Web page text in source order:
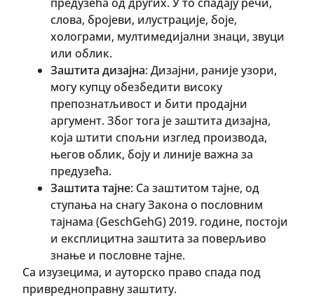
слова, бројеви, илустрације, боје,
холограми, мултимедијални знаци, звуци
или облик.
Заштита дизајна: Дизајни, раније узори,
могу купцу обезбедити високу
препознатљивост и бити продајни
аргумент. Због тога је заштита дизајна,
која штити спољни изглед производа,
његов облик, боју и линије важна за
предузећа.
Заштита тајне: Са заштитом тајне, од
ступања на снагу Закона о пословним
тајнама (GeschGehG) 2019. године, постоји
и експлицитна заштита за поверљиво
знање и пословне тајне.
Са изузецима, и ауторско право спада под
привредноправну заштиту.